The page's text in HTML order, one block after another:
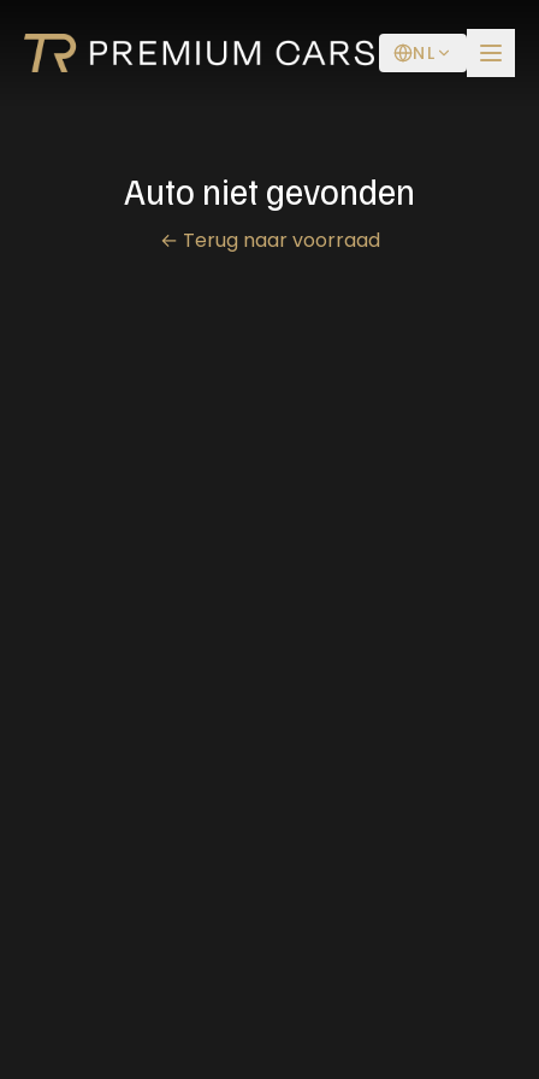
NL
Auto niet gevonden
← Terug naar voorraad